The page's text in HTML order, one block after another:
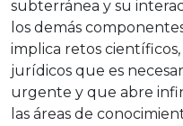
subterránea y su
los demás
implica retos
jurídicos que es
urgente y que abre
las áreas de